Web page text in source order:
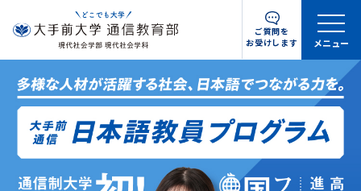
ご質問を
お受けします
メニュー